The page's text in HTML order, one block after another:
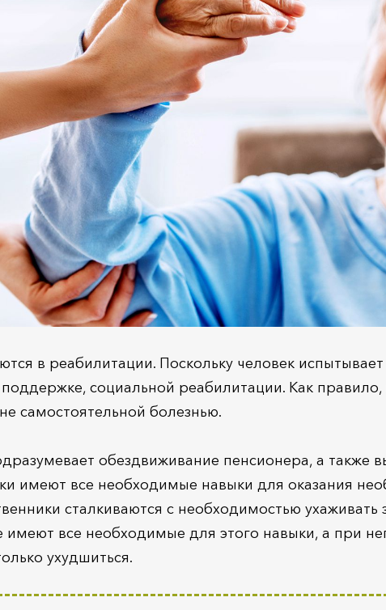
в реабилитации. Поскольку человек
социальной реабилитации. Как правило,
самостоятельной болезнью.
обездвиживание пенсионера, а также
имеют все необходимые навыки для оказания
сталкиваются с необходимостью ухаживать
все необходимые для этого навыки, а при
ухудшиться.